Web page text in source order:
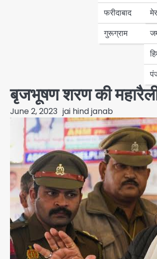
फरीदाबाद
गुरूग्राम
बृजभूषण शरण की
June 2, 2023 jai hind janab